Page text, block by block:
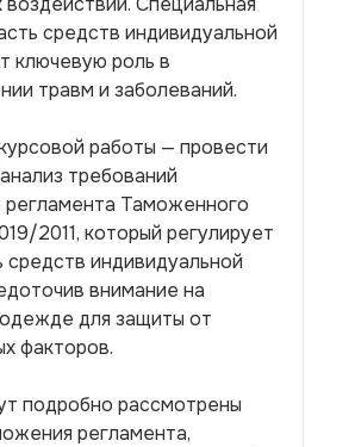
средств индивидуальной
ключевую роль в
травм и заболеваний.
работы — провести
требований
регламента Таможенного
2011, который регулирует
средств индивидуальной
внимание на
для защиты от
факторов.
подробно рассмотрены
регламента,